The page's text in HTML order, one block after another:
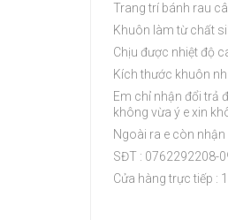
Trang trí bánh rau
Khuôn làm từ chất
Chịu được nhiệt độ
Kích thước khuôn
Em chỉ nhận đổi trả
không vừa ý e xin
Ngoài ra e còn
SĐT : 0762292208-
Cửa hàng trực tiếp :